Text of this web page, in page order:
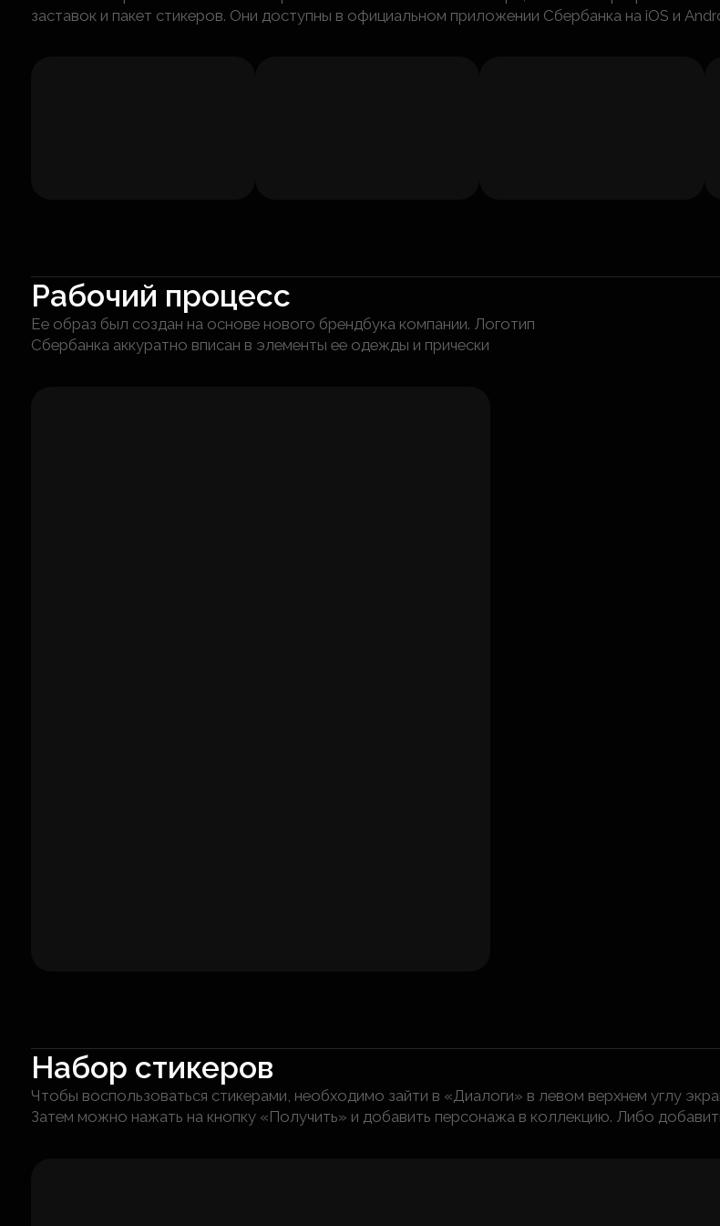
заставок и пакет стикеров. Они доступны в официальном приложении Сбербанка на iOS и
Рабочий процесс
Ее образ был создан на основе нового брендбука компании. Логотип
Сбербанка аккуратно вписан в элементы ее одежды и прически
Набор стикеров
Чтобы воспользоваться стикерами, необходимо зайти в «Диалоги» в левом верхнем углу
Затем можно нажать на кнопку «Получить» и добавить персонажа в коллекцию. Либо